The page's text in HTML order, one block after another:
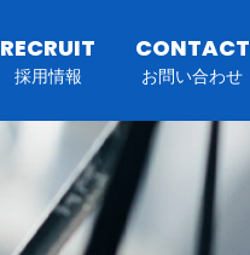
RECRUIT
採用情報
CONTACT
お問い合わせ